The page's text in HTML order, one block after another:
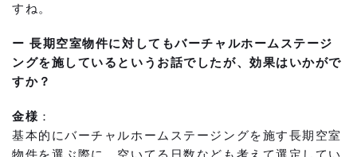
すね。
ー 長期空室物件に対してもバーチャルホームステージ
ングを施しているというお話でしたが、効果はいかがで
すか？
金様 ：
基本的にバーチャルホームステージングを施す長期空室
物件を選ぶ際に、空いてる日数なども考えて選定してい